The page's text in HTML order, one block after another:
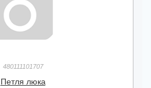
480111101707
Петля люка